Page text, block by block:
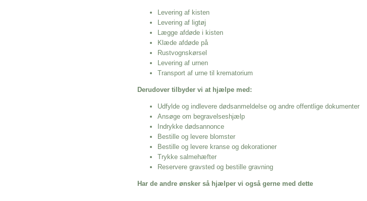
Levering af kisten
Levering af ligtøj
Lægge afdøde i kisten
Klæde afdøde på
Rustvognskørsel
Levering af urnen
Transport af urne til krematorium
Derudover tilbyder vi at hjælpe med:
Udfylde og indlevere dødsanmeldelse og andre offentlige dokumenter
Ansøge om begravelseshjælp
Indrykke dødsannonce
Bestille og levere blomster
Bestille og levere kranse og dekorationer
Trykke salmehæfter
Reservere gravsted og bestille gravning
Har de andre ønsker så hjælper vi også gerne med dette